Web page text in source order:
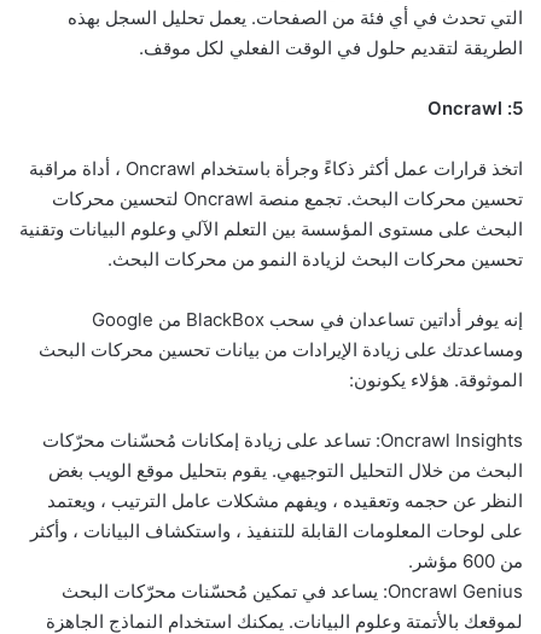
التي تحدث في أي فئة من الصفحات. يعمل تحليل السجل بهذه
الطريقة لتقديم حلول في الوقت الفعلي لكل موقف.
5: Oncrawl
اتخذ قرارات عمل أكثر ذكاءً وجرأة باستخدام Oncrawl ، أداة مراقبة
تحسين محركات البحث. تجمع منصة Oncrawl لتحسين محركات
البحث على مستوى المؤسسة بين التعلم الآلي وعلوم البيانات وتقنية
تحسين محركات البحث لزيادة النمو من محركات البحث.
إنه يوفر أداتين تساعدان في سحب BlackBox من Google
ومساعدتك على زيادة الإيرادات من بيانات تحسين محركات البحث
الموثوقة. هؤلاء يكونون:
Oncrawl Insights: تساعد على زيادة إمكانات مُحسّنات محرّكات
البحث من خلال التحليل التوجيهي. يقوم بتحليل موقع الويب بغض
النظر عن حجمه وتعقيده ، ويفهم مشكلات عامل الترتيب ، ويعتمد
على لوحات المعلومات القابلة للتنفيذ ، واستكشاف البيانات ، وأكثر
من 600 مؤشر.
Oncrawl Genius: يساعد في تمكين مُحسّنات محرّكات البحث
لموقعك بالأتمتة وعلوم البيانات. يمكنك استخدام النماذج الجاهزة